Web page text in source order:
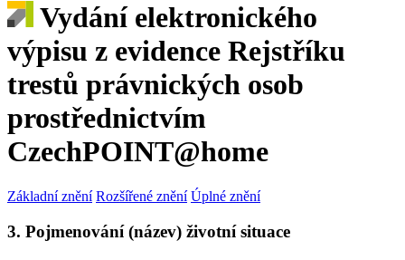
Vydání elektronického
výpisu z evidence Rejstříku
trestů právnických osob
prostřednictvím
CzechPOINT@home
Základní znění Rozšířené znění Úplné znění
3. Pojmenování (název) životní situace